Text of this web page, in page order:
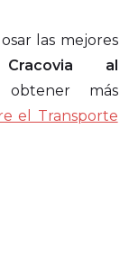
las mejores
al
más
el Transporte